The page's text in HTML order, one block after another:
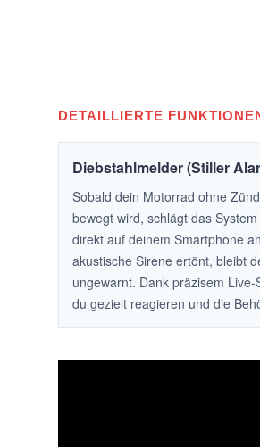
DETAILLIERTE
Diebstahlmelder (Stiller
Sobald dein Motorrad ohne
bewegt wird, schlägt das
direkt auf deinem Smartphone
akustische Sirene ertönt, bleibt
ungewarnt. Dank präzisem
du gezielt reagieren und die